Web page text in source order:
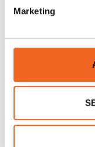
Marketing